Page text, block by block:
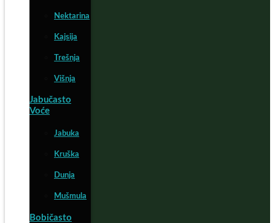
Nektarina
Kajsija
Trešnja
Višnja
Jabučasto
Voće
Jabuka
Kruška
Dunja
Mušmula
Bobičasto